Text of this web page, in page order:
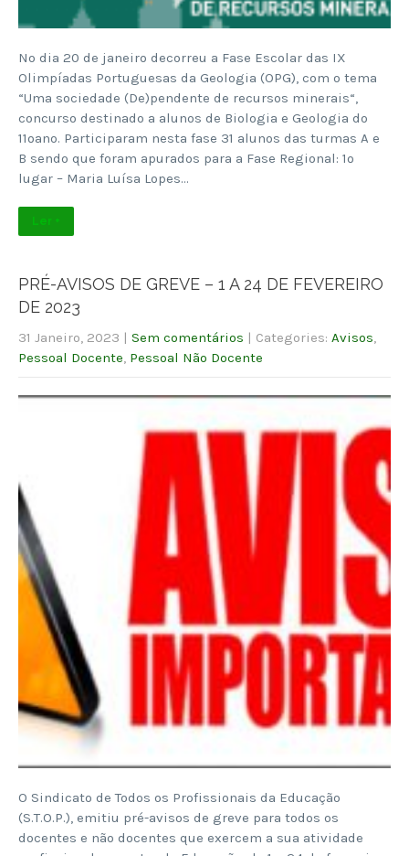
No dia 20 de janeiro decorreu a Fase Escolar das IX
Olimpíadas Portuguesas da Geologia (OPG), com o tema
“Uma sociedade (De)pendente de recursos minerais“,
concurso destinado a alunos de Biologia e Geologia do
11ºano. Participaram nesta fase 31 alunos das turmas A e
B sendo que foram apurados para a Fase Regional: 1º
lugar – Maria Luísa Lopes…
Ler +
PRÉ-AVISOS DE GREVE – 1 A 24 DE FEVEREIRO
DE 2023
31 Janeiro, 2023 | Sem comentários | Categories: Avisos
Pessoal Docente Pessoal Não Docente
O Sindicato de Todos os Profissionais da Educação
(S.T.O.P.), emitiu pré-avisos de greve para todos os
docentes e não docentes que exercem a sua atividade